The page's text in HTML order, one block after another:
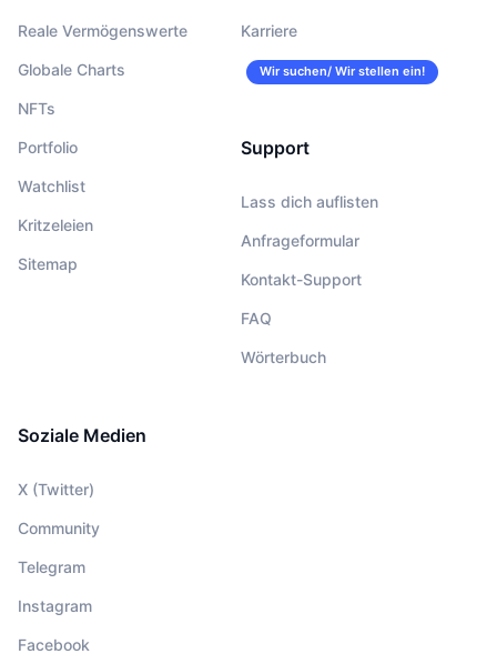
Reale Vermögenswerte
Globale Charts
NFTs
Portfolio
Watchlist
Kritzeleien
Sitemap
Karriere
Wir suchen/ Wir stellen ein!
Support
Lass dich auflisten
Anfrageformular
Kontakt-Support
FAQ
Wörterbuch
Soziale Medien
X (Twitter)
Community
Telegram
Instagram
Facebook